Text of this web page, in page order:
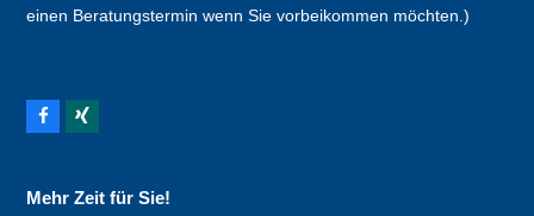
einen Beratungstermin wenn Sie vorbeikommen möchten.)
F
b
X
Mehr Zeit für Sie!